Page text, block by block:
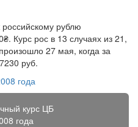
рублю
Курс рос в 13 случаях из 21,
27 мая, когда за
руб.
года
курс ЦБ
года